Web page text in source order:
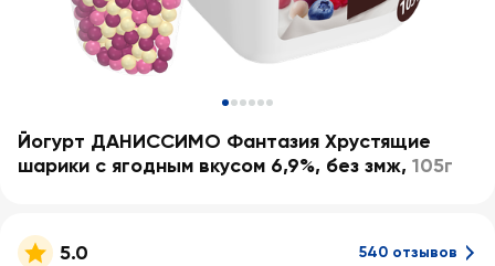
Йогурт ДАНИССИМО Фантазия Хрустящие
шарики с ягодным вкусом 6,9%, без змж, 105г
5.0 540 отзывов